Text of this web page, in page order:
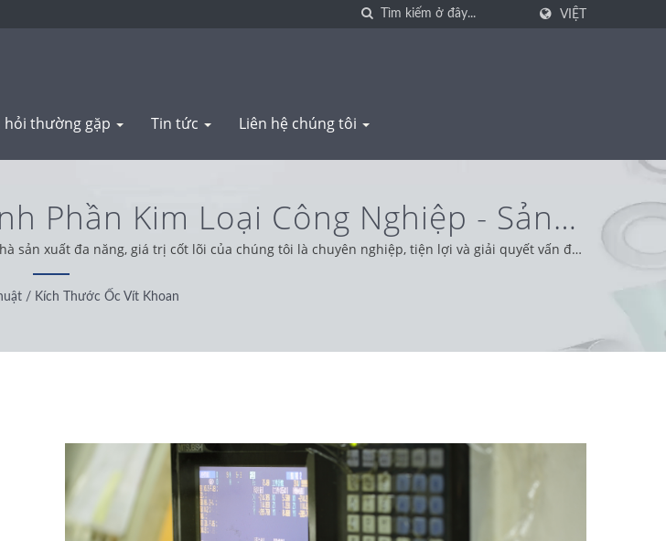
VIỆT
hỏi thường gặp Tin tức Liên hệ chúng tôi
Phần Kim Loại Công Nghiệp - Sản
| WAS SHENG
sản xuất đa năng, giá trị cốt lõi của chúng tôi là chuyên nghiệp, tiện lợi và giải quyết vấn đề.
với tinh thần trung thực, thực tế và đáng tin cậy, cung cấp dịch vụ và sản phẩm tốt nhất.
/ Kích Thước Ốc Vít Khoan